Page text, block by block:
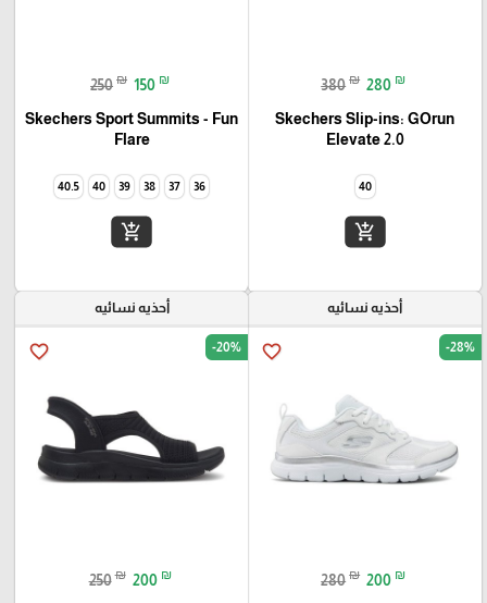
380 ₪ 280 ₪
Skechers Slip-ins: GOrun
Elevate 2.0
40
add_shopping_cart
250 ₪ 150 ₪
Skechers Sport Summits - Fun
Flare‏
36
37
38
39
40
40.5
add_shopping_cart
أحذيه نسائيه
favorite_border -28%
280 ₪ 200 ₪
أحذيه نسائيه
favorite_border -20%
250 ₪ 200 ₪